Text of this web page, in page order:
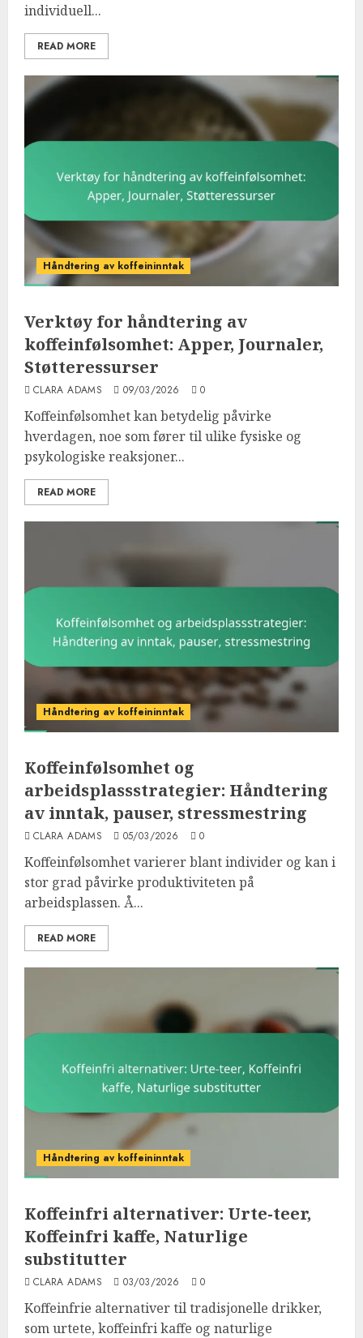
individuell...
READ MORE
Håndtering av koffeininntak
Verktøy for håndtering av
koffeinfølsomhet: Apper, Journaler,
Støtteressurser
CLARA ADAMS 09/03/2026 0
Koffeinfølsomhet kan betydelig påvirke
hverdagen, noe som fører til ulike fysiske og
psykologiske reaksjoner...
READ MORE
Håndtering av koffeininntak
Koffeinfølsomhet og
arbeidsplassstrategier: Håndtering
av inntak, pauser, stressmestring
CLARA ADAMS 05/03/2026 0
Koffeinfølsomhet varierer blant individer og kan i
stor grad påvirke produktiviteten på
arbeidsplassen. Å...
READ MORE
Håndtering av koffeininntak
Koffeinfri alternativer: Urte-teer,
Koffeinfri kaffe, Naturlige
substitutter
CLARA ADAMS 03/03/2026 0
Koffeinfrie alternativer til tradisjonelle drikker,
som urtete, koffeinfri kaffe og naturlige